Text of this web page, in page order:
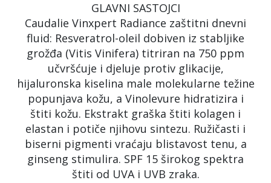
GLAVNI SASTOJCI
Caudalie Vinxpert Radiance zaštitni dnevni
fluid: Resveratrol-oleil dobiven iz stabljike
grožđa (Vitis Vinifera) titriran na 750 ppm
učvršćuje i djeluje protiv glikacije,
hijaluronska kiselina male molekularne težine
popunjava kožu, a Vinolevure hidratizira i
štiti kožu. Ekstrakt graška štiti kolagen i
elastan i potiče njihovu sintezu. Ružičasti i
biserni pigmenti vraćaju blistavost tenu, a
ginseng stimulira. SPF 15 širokog spektra
štiti od UVA i UVB zraka.